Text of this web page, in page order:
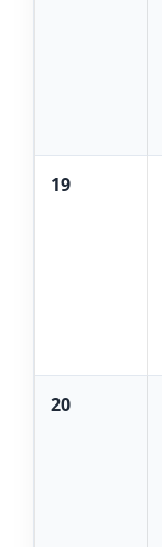
19
20